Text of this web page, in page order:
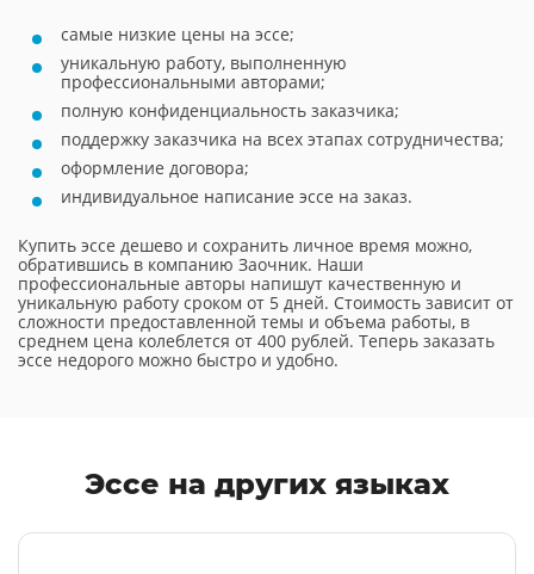
самые низкие цены на эссе;
уникальную работу, выполненную
профессиональными авторами;
полную конфиденциальность заказчика;
поддержку заказчика на всех этапах сотрудничества;
оформление договора;
индивидуальное написание эссе на заказ.
Купить эссе дешево и сохранить личное время можно,
обратившись в компанию Заочник. Наши
профессиональные авторы напишут качественную и
уникальную работу сроком от 5 дней. Стоимость зависит от
сложности предоставленной темы и объема работы, в
среднем цена колеблется от 400 рублей. Теперь заказать
эссе недорого можно быстро и удобно.
Эссе на других языках